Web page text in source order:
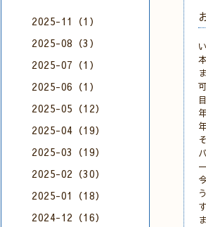
2025-11（1）
2025-08（3）
2025-07（1）
2025-06（1）
2025-05（12）
2025-04（19）
2025-03（19）
2025-02（30）
2025-01（18）
2024-12（16）